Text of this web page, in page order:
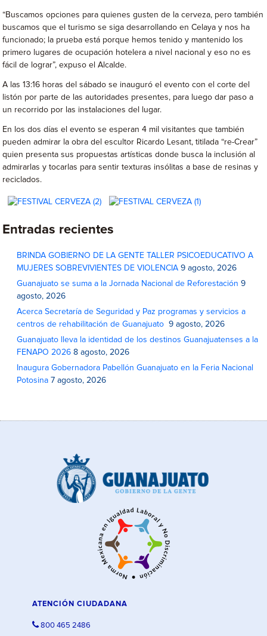
“Buscamos opciones para quienes gusten de la cerveza, pero también
buscamos que el turismo se siga desarrollando en Celaya y nos ha
funcionado; la prueba está porque hemos tenido y mantenido los
primero lugares de ocupación hotelera a nivel nacional y eso no es
fácil de lograr”, expuso el Alcalde.
A las 13:16 horas del sábado se inauguró el evento con el corte del
listón por parte de las autoridades presentes, para luego dar paso a
un recorrido por las instalaciones del lugar.
En los dos días el evento se esperan 4 mil visitantes que también
pueden admirar la obra del escultor Ricardo Lesant, titilada “re-Crear”
quien presenta sus propuestas artísticas donde busca la inclusión al
admirarlas y tocarlas para sentir texturas insólitas a base de resinas y
reciclados.
Entradas recientes
BRINDA GOBIERNO DE LA GENTE TALLER PSICOEDUCATIVO A
MUJERES SOBREVIVIENTES DE VIOLENCIA 9 agosto, 2026
Guanajuato se suma a la Jornada Nacional de Reforestación 9
agosto, 2026
Acerca Secretaría de Seguridad y Paz programas y servicios a
centros de rehabilitación de Guanajuato
9 agosto, 2026
Guanajuato lleva la identidad de los destinos Guanajuatenses a la
FENAPO 2026 8 agosto, 2026
Inaugura Gobernadora Pabellón Guanajuato en la Feria Nacional
Potosina 7 agosto, 2026
ATENCIÓN CIUDADANA
800 465 2486